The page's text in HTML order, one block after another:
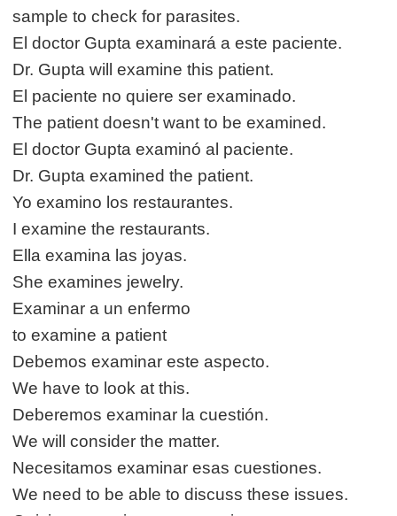
sample to check for parasites.
El doctor Gupta examinará a este paciente.
Dr. Gupta will examine this patient.
El paciente no quiere ser examinado.
The patient doesn't want to be examined.
El doctor Gupta examinó al paciente.
Dr. Gupta examined the patient.
Yo examino los restaurantes.
I examine the restaurants.
Ella examina las joyas.
She examines jewelry.
Examinar a un enfermo
to examine a patient
Debemos examinar este aspecto.
We have to look at this.
Deberemos examinar la cuestión.
We will consider the matter.
Necesitamos examinar esas cuestiones.
We need to be able to discuss these issues.